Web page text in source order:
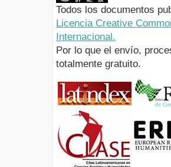
Todos los documentos
Licencia Creative
Internacional.
Por lo que el envío,
totalmente gratuito.